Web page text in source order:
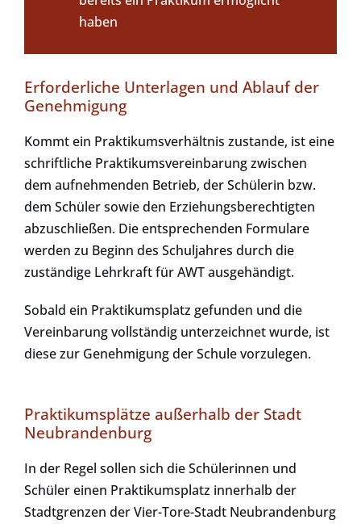
haben
Erforderliche Unterlagen und Ablauf der
Genehmigung
Kommt ein Praktikumsverhältnis zustande, ist eine
schriftliche Praktikumsvereinbarung zwischen
dem aufnehmenden Betrieb, der Schülerin bzw.
dem Schüler sowie den Erziehungsberechtigten
abzuschließen. Die entsprechenden Formulare
werden zu Beginn des Schuljahres durch die
zuständige Lehrkraft für AWT ausgehändigt.
Sobald ein Praktikumsplatz gefunden und die
Vereinbarung vollständig unterzeichnet wurde, ist
diese zur Genehmigung der Schule vorzulegen.
Praktikumsplätze außerhalb der Stadt
Neubrandenburg
In der Regel sollen sich die Schülerinnen und
Schüler einen Praktikumsplatz innerhalb der
Stadtgrenzen der Vier-Tore-Stadt Neubrandenburg